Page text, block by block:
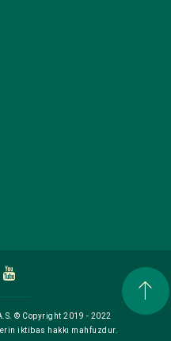
© Copyright 2019 - 2022
iktibas hakkı mahfuzdur.